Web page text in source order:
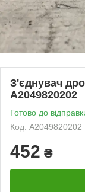
З'єднувач
A2049820202
Готово до
Код: A2049820202
452 ₴